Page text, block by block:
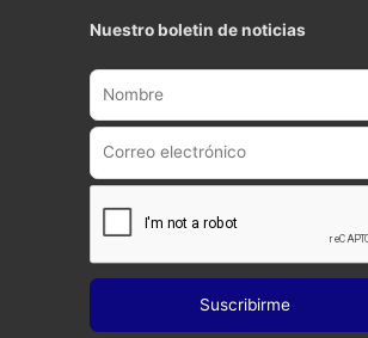
t
u
b
t
a
g
a
Nuestro boletin de noticias